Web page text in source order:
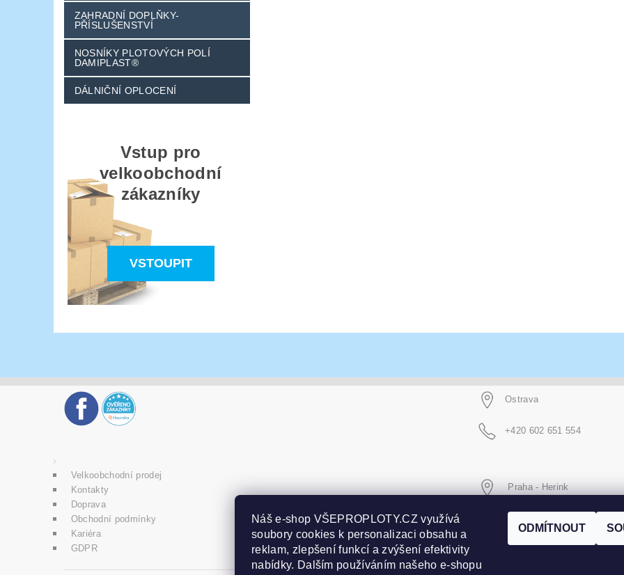
ZAHRADNÍ DOPLŇKY-
PŘÍSLUŠENSTVÍ
NOSNÍKY PLOTOVÝCH POLÍ
DAMIPLAST®
DÁLNIČNÍ OPLOCENÍ
Vstup pro
velkoobchodní
zákazníky
VSTOUPIT
Ostrava
+420 602 651 554
Velkoobchodní prodej
Kontakty
Doprava
Obchodní podmínky
Kariéra
GDPR
Praha - Herink
+420 606 020 266
Náš e-shop VŠEPROPLOTY.CZ využívá
soubory cookies k personalizaci obsahu a
reklam, zlepšení funkcí a zvýšení efektivity
nabídky. Dalším používáním našeho e-shopu
ODMÍTNOUT